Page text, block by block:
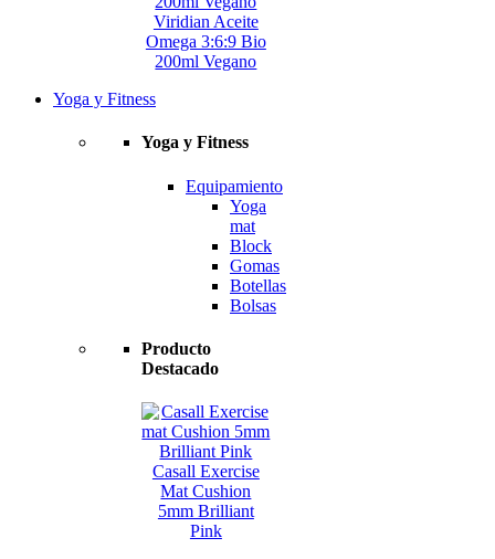
Viridian Aceite
Omega 3:6:9 Bio
200ml Vegano
Yoga y Fitness
Yoga y Fitness
Equipamiento
Yoga
mat
Block
Gomas
Botellas
Bolsas
Producto
Destacado
Casall Exercise
Mat Cushion
5mm Brilliant
Pink